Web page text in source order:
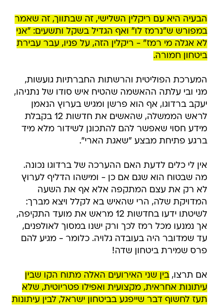
הבעיה היא עם ריקלין השלישי, זה שבתווך, זה שאמר
במפורש ש"נרמז לו" ואף הגדיל בשקל ותשעים: "אני
לא אגלה מי רמז" - ריקלין הזה, על פניו, עבר עבירת
ביטחון חמורה.
המערכת הפוליטית והרשתות החברתיות גועשות,
מני ובי עלתה ההאשמה שהטיח איש סודו של נתניהו,
יעקב ברדוגו, אף הוא פרשן ומגיש בערוץ הנאמן
לראש הממשלה, שהאשים את חדשות 12 בקבלת
מידע חסוי שאפשר להם להתכונן לשידור מלא מיד
ברגע פתיחת מבצע "שאגת הארי".
אין לי כלים לדעת האם ההערכה של ברדוגו נכונה.
מה שבטוח הוא שגם אם כן - ומישהו הדליף לערוץ
לא רק את עצם המתקפה אלא אף את השעה
המדויקת שלה, הרי שהאיש בא לקלל ויצא מברך:
לשיטתו ידעו בחדשות 12 מראש את מועד התקיפה,
אך נמנעו מכל רמז לכך ורק ישנו במסוך לאולפנים,
עד שמדובר היה בעובדה גלויה. כלומר - מגיע להם
פרס שמירת ביטחון שדה!
אם תרצו,בין שני האירועים האלה מתוח הקו שבין
עיתונות אחראית, מקצועית ואפילו פטריוטית, שלא
תעז לחשוף דבר שייפגע בביטחון ישראל, לבין עיתונות